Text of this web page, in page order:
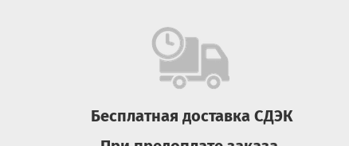
Бесплатная доставка СДЭК